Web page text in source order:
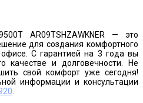
AR09TSHZAWKNER — это
для создания комфортного
С гарантией на 3 года вы
качестве и долговечности. Не
свой комфорт уже сегодня!
информации и консультации